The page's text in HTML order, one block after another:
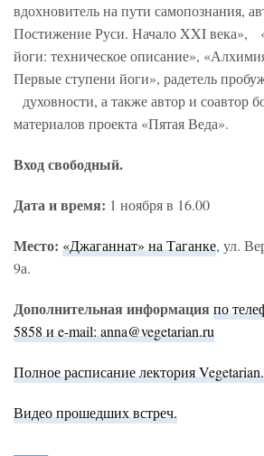
вдохновитель на пути самопознания,
Постижение Руси. Начало XXI века»,
йоги: техническое описание»,
Первые ступени йоги», радетель
духовности, а также автор и соавтор
материалов проекта «Пятая Веда».
Вход свободный.
Дата и время: 1 ноября в 16.00
Место: «Джаганнат» на Таганке, ул.
9а.
Дополнительная информация по
5858 и e-mail: anna@vegetarian.ru
Полное расписание лектория Vegetarian.
Видео прошедших встреч.